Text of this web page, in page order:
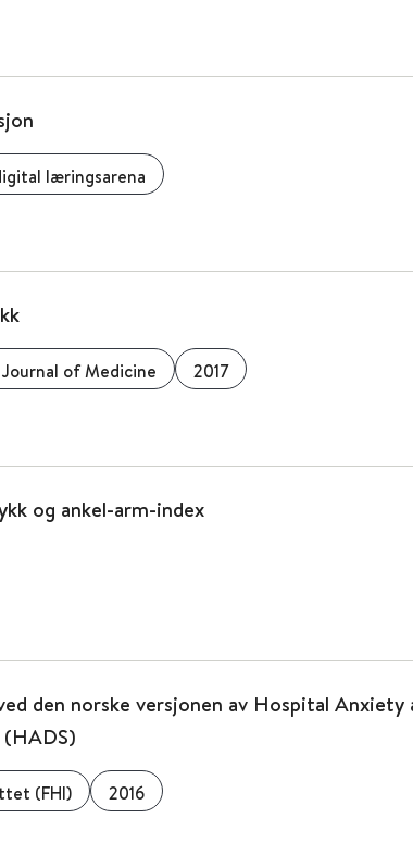
læringsarena
of Medicine 2017
og ankel-arm-index
den norske versjonen av Hospital Anxiety
(HADS)
(FHI) 2016